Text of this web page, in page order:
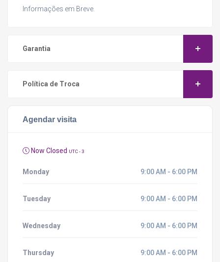
Informações em Breve.
Garantia
Política de Troca
Agendar visita
Now Closed UTC - 3
Monday 9:00 AM - 6:00 PM
Tuesday 9:00 AM - 6:00 PM
Wednesday 9:00 AM - 6:00 PM
Thursday 9:00 AM - 6:00 PM